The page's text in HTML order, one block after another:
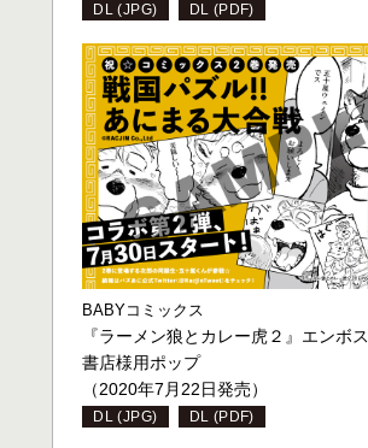
DL (JPG) DL (PDF)
BABYコミックス
『ラーメン狼とカレー虎２』エンボス
書店様用ポップ
（2020年7月22日発売）
DL (JPG) DL (PDF)